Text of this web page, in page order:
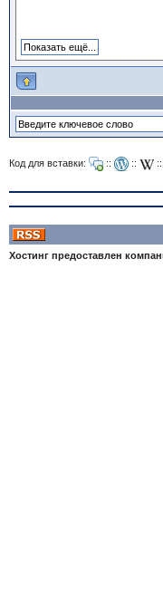
Код для вставки: :: :: ::
Хостинг предоставлен